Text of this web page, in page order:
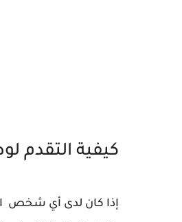
كيفية التقدم
إذا كان لدى أي شخص